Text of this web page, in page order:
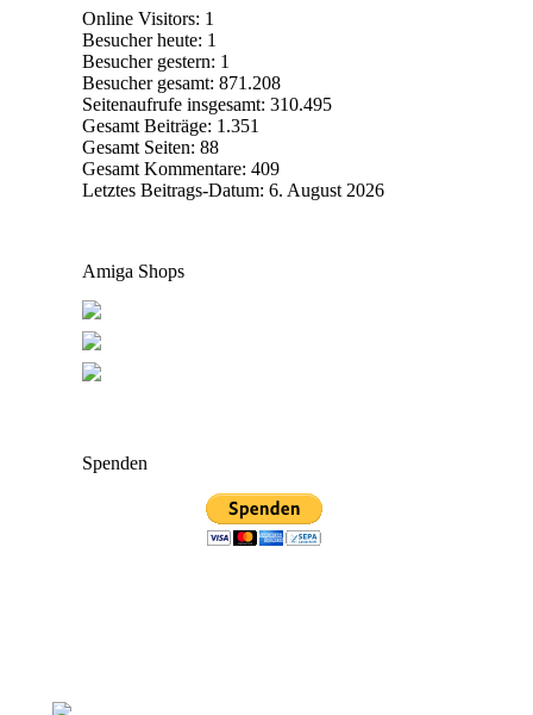
Online Visitors: 1
Besucher heute: 1
Besucher gestern: 1
Besucher gesamt: 871.208
Seitenaufrufe insgesamt: 310.495
Gesamt Beiträge: 1.351
Gesamt Seiten: 88
Gesamt Kommentare: 409
Letztes Beitrags-Datum: 6. August 2026
Amiga Shops
Spenden